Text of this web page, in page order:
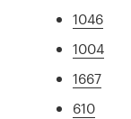
1046
1004
1667
610